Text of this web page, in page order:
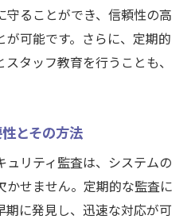
守ることができ、信頼性の高
が可能です。さらに、定期的
タッフ教育を行うことも、
とその方法
ュリティ監査は、システムの
かせません。定期的な監査に
期に発見し、迅速な対応が可